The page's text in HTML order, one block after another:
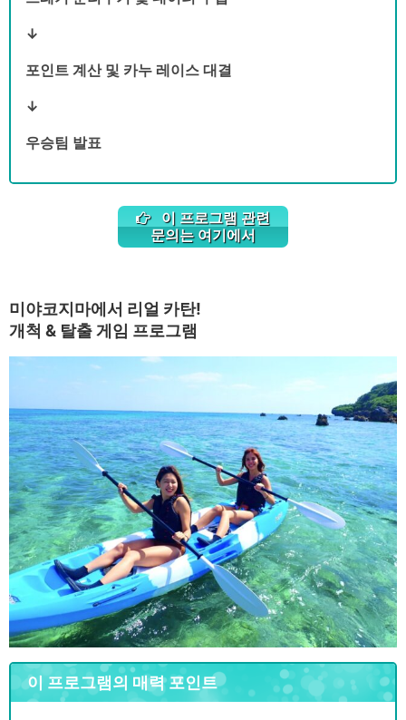
↓
포인트 계산 및 카누 레이스 대결
↓
우승팀 발표
이 프로그램 관련
문의는 여기에서
미야코지마에서 리얼 카탄!
개척 & 탈출 게임 프로그램
이 프로그램의 매력 포인트